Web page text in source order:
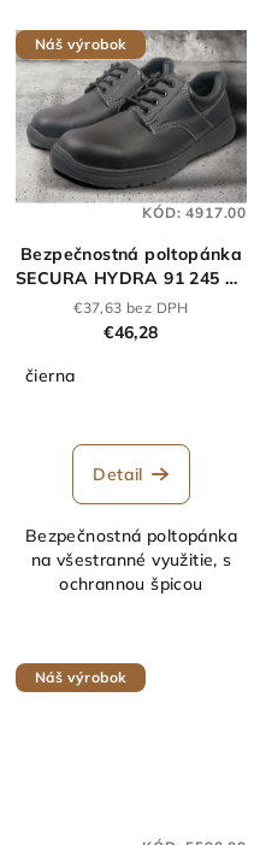
Náš výrobok
Bezpečnostná poltopánka
SECURA HYDRA 91 245 S2
čierna
€37,63 bez DPH
€46,28
čierna
Detail
Bezpečnostná poltopánka
na všestranné využitie, s
ochrannou špicou
KÓD:4917.00
Náš výrobok